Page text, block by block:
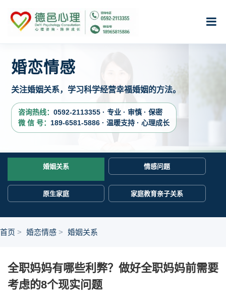
婚恋情感
关注婚姻关系，学习科学经营幸福婚姻的方法。
咨询热线： 0592-2113355 · 专业 · 审慎 · 保密
微 信 号： 189-6581-5886 · 温暖支持 · 心理成长
婚姻关系 情感问题
原生家庭 家庭教育亲子关系
首页 婚恋情感 婚姻关系
全职妈妈有哪些利弊？做好全职妈妈前需要
考虑的8个现实问题